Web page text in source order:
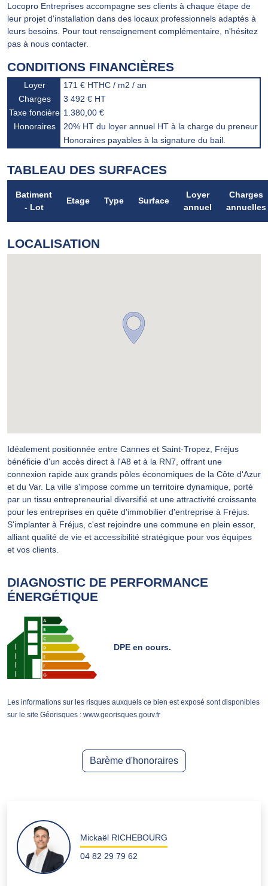
Locopro Entreprises accompagne ses clients à chaque étape de
leur projet d'installation dans des locaux professionnels adaptés à
leurs besoins. Pour tout renseignement complémentaire, n'hésitez
pas à nous contacter.
CONDITIONS FINANCIÈRES
Loyer
171 € HTHC / m2 / an
Charges
3 492 € HT
Taxe foncière 1.380,00 €
Honoraires
20% HT du loyer annuel HT à la charge du preneur
Honoraires payables à la signature du bail.
TABLEAU DES SURFACES
Batiment
- Lot
Etage Type Surface
Loyer
annuel
Charges
annuelles
LOCALISATION
Idéalement positionnée entre Cannes et Saint-Tropez, Fréjus
bénéficie d'un accès direct à l'A8 et à la RN7, offrant une
connexion rapide aux grands pôles économiques de la Côte d'Azur
et du Var. La ville s'impose comme un territoire dynamique, porté
par un tissu entrepreneurial diversifié et une attractivité croissante
pour les entreprises en quête d'immobilier d'entreprise à Fréjus.
S'implanter à Fréjus, c'est rejoindre une commune en plein essor,
alliant qualité de vie et accessibilité stratégique pour vos équipes
et vos clients.
DIAGNOSTIC DE PERFORMANCE
ÉNERGÉTIQUE
DPE en cours.
Les informations sur les risques auxquels ce bien est exposé sont disponibles
sur le site Géorisques : www.georisques.gouv.fr
Barème d'honoraires
Mickaël RICHEBOURG
04 82 29 79 62